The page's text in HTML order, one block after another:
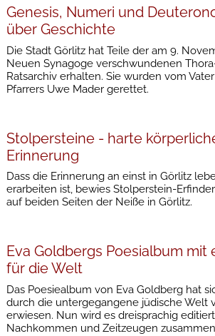
Genesis, Numeri und
über Geschichte
Die Stadt Görlitz hat Teile der am 9.
Neuen Synagoge verschwundenen
Ratsarchiv erhalten. Sie wurden vom
Pfarrers Uwe Mader gerettet.
Stolpersteine - harte
Erinnerung
Dass die Erinnerung an einst in Görlitz
erarbeiten ist, bewies Stolperstein-
auf beiden Seiten der Neiße in Görlitz.
Eva Goldbergs Poesialbum
für die Welt
Das Poesiealbum von Eva Goldberg hat
durch die untergegangene jüdische Welt
erwiesen. Nun wird es dreisprachig
Nachkommen und Zeitzeugen